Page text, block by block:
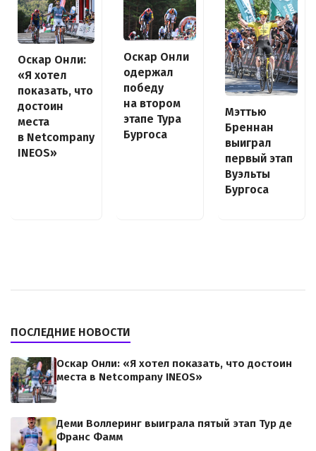
Оскар Онли:
«Я хотел
показать, что
достоин
места
в Netcompany
INEOS»
Оскар Онли
одержал
победу
на втором
этапе Тура
Бургоса
Мэттью
Бреннан
выиграл
первый этап
Вуэльты
Бургоса
ПОСЛЕДНИЕ НОВОСТИ
Оскар Онли: «Я хотел показать, что достоин
места в Netcompany INEOS»
Деми Воллеринг выиграла пятый этап Тур де
Франс Фамм